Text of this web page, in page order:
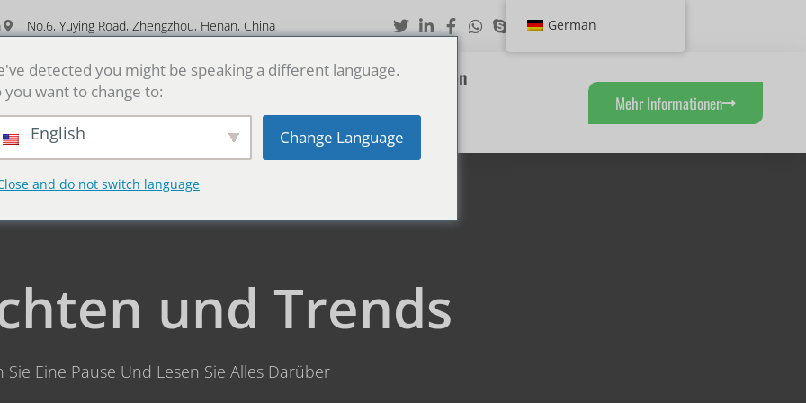
No.6, Yuying Road, Zhengzhou, Henan, China
Über Produkte Anwendungen
Dienstleistungen
Nachrichten & Einblicke
Kontakt
Mehr Informationen
und Trends
Sie Eine Pause Und Lesen Sie Alles Darüber
German
detected you might be speaking a different language.
you want to change to:
English Change Language
and do not switch language